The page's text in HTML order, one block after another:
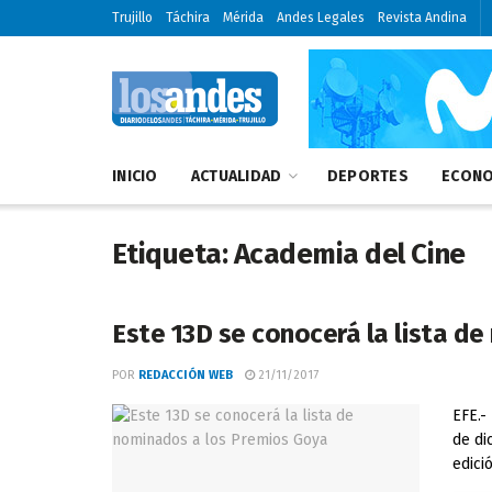
Trujillo Táchira Mérida Andes Legales Revista Andina
INICIO ACTUALIDAD DEPORTES
Etiqueta:Academia del Cine
Este 13D se conocerá la lista
POR REDACCIÓN WEB 21/11/2017
de